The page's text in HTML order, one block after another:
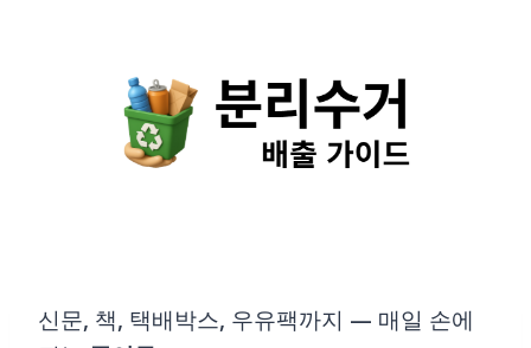
신문, 책, 택배박스, 우유팩까지 — 매일 손에